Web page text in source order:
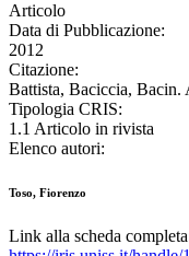
Articolo
Data di Pubblicazione:
2012
Citazione:
Battista, Baciccia,
Tipologia CRIS:
1.1 Articolo in rivista
Elenco autori:
Toso, Fiorenzo
Link alla scheda